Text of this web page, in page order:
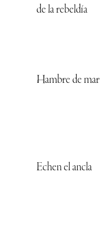
de la rebeldía
Hambre de mar
Echen el ancla